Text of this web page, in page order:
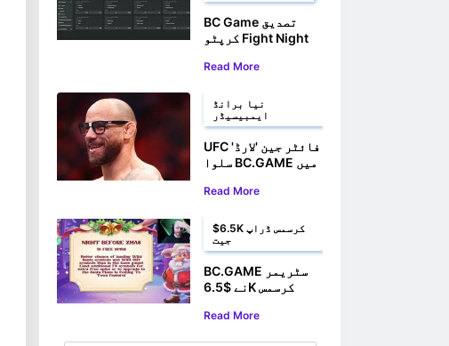
BC Game تصدیق
کرپٹو Fight Night
پارٹنر کے طور پر
Read More
نیا برانڈ
ایمبیسیڈر
UFC فائٹر جین 'لارڈ'
سلوا BC.GAME میں
ایمبیسیڈر شامل
Read More
$6.5K کرسمس ڈراپ
جیت
BC.GAME سٹریمر
نے $6.5K کرسمس
Read More